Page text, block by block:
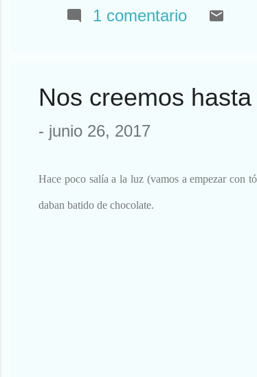
tengo ningún Rolex a la
a mí la compañía que tengo.
1 comentario
Nos creemos
- junio 26, 2017
Hace poco salía a la luz (vamos a empezar con
daban batido de chocolate.